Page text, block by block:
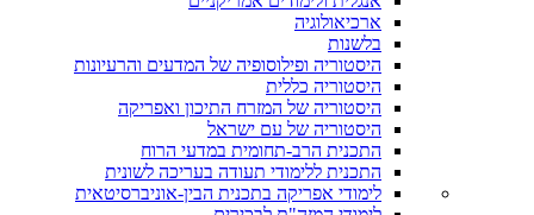
ארכיאולוגיה
בלשנות
היסטוריה ופילוסופיה של המדעים והרעיונות
היסטוריה כללית
היסטוריה של המזרח התיכון ואפריקה
היסטוריה של עם ישראל
התכנית הרב-תחומית במדעי הרוח
התכנית ללימודי תעודה בעריכה לשונית
לימודי אפריקה בתכנית הבין-אוניברסיטאית